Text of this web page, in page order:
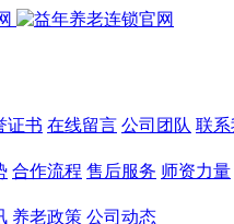
证书 在线留言 公司团队 联系
合作流程 售后服务 师资力量
养老政策 公司动态